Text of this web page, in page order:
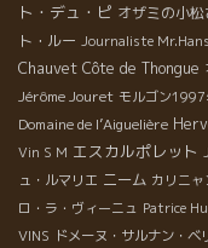
ト・デュ・ピ オザミの小松
ト・ルー Journaliste Mr.Hans
Chauvet Côte de Thongue
Jérôme Jouret モルゴン
Domaine de l’Aiguelière
Vin S M エスカルポレット
ュ・ルマリエ ニーム カリニャ
ロ・ラ・ヴィーニュ Patrice
VINS ドメーヌ・サルナン・ベ